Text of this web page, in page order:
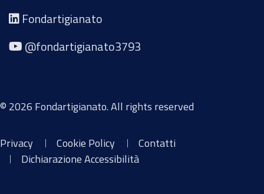
Libreria Voucher a
Fondartigianato
@fondartigianato3793
© 2026 Fondartigianato. All rights reserved
Privacy Cookie Policy
Contatti
Dichiarazione Accessibilità